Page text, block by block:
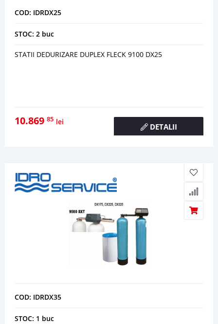
COD: IDRDX25
STOC: 2 buc
STATII DEDURIZARE DUPLEX FLECK 9100 DX25
10.869 85 lei
DETALII
COD: IDRDX35
STOC: 1 buc